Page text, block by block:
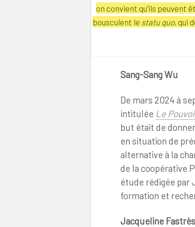
on convient qu’ils peuvent
bousculent le statu quo, qui
Sang-Sang Wu
De mars 2024 à
intitulée Le
but était de
en situation de
alternative à la
de la coopérative
étude rédigée par
formation et
Jacqueline